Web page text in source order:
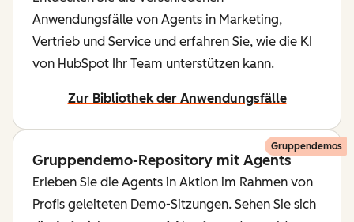
Anwendungsfälle von Agents in Marketing,
Vertrieb und Service und erfahren Sie, wie die KI
von HubSpot Ihr Team unterstützen kann.
Zur Bibliothek der Anwendungsfälle
Gruppendemos
Gruppendemo-Repository mit Agents
Erleben Sie die Agents in Aktion im Rahmen von
Profis geleiteten Demo-Sitzungen. Sehen Sie sich